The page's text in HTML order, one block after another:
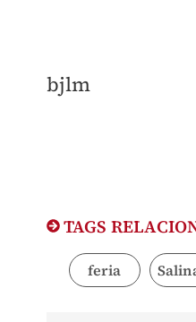
bjlm
TAGS
feria